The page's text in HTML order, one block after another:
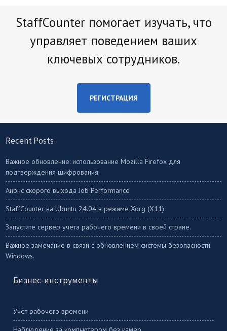
StaffCounter помогает изучать, что
управляет поведением ваших
ключевых сотрудников.
РЕГИСТРАЦИЯ
Recent Posts
Важное обновление: использование Mozilla Firefox для
подтверждения шифрования
Анонс скорого выхода Job Performance
StaffСounter на Ubuntu 24.04 в режиме Xorg (X11)
Запустите сервер учета рабочего времени в своей стране.
Важное замечание в связи с обновлением системы безопасности
Windows.
Бизнес-инструменты
Учёт рабочего времени